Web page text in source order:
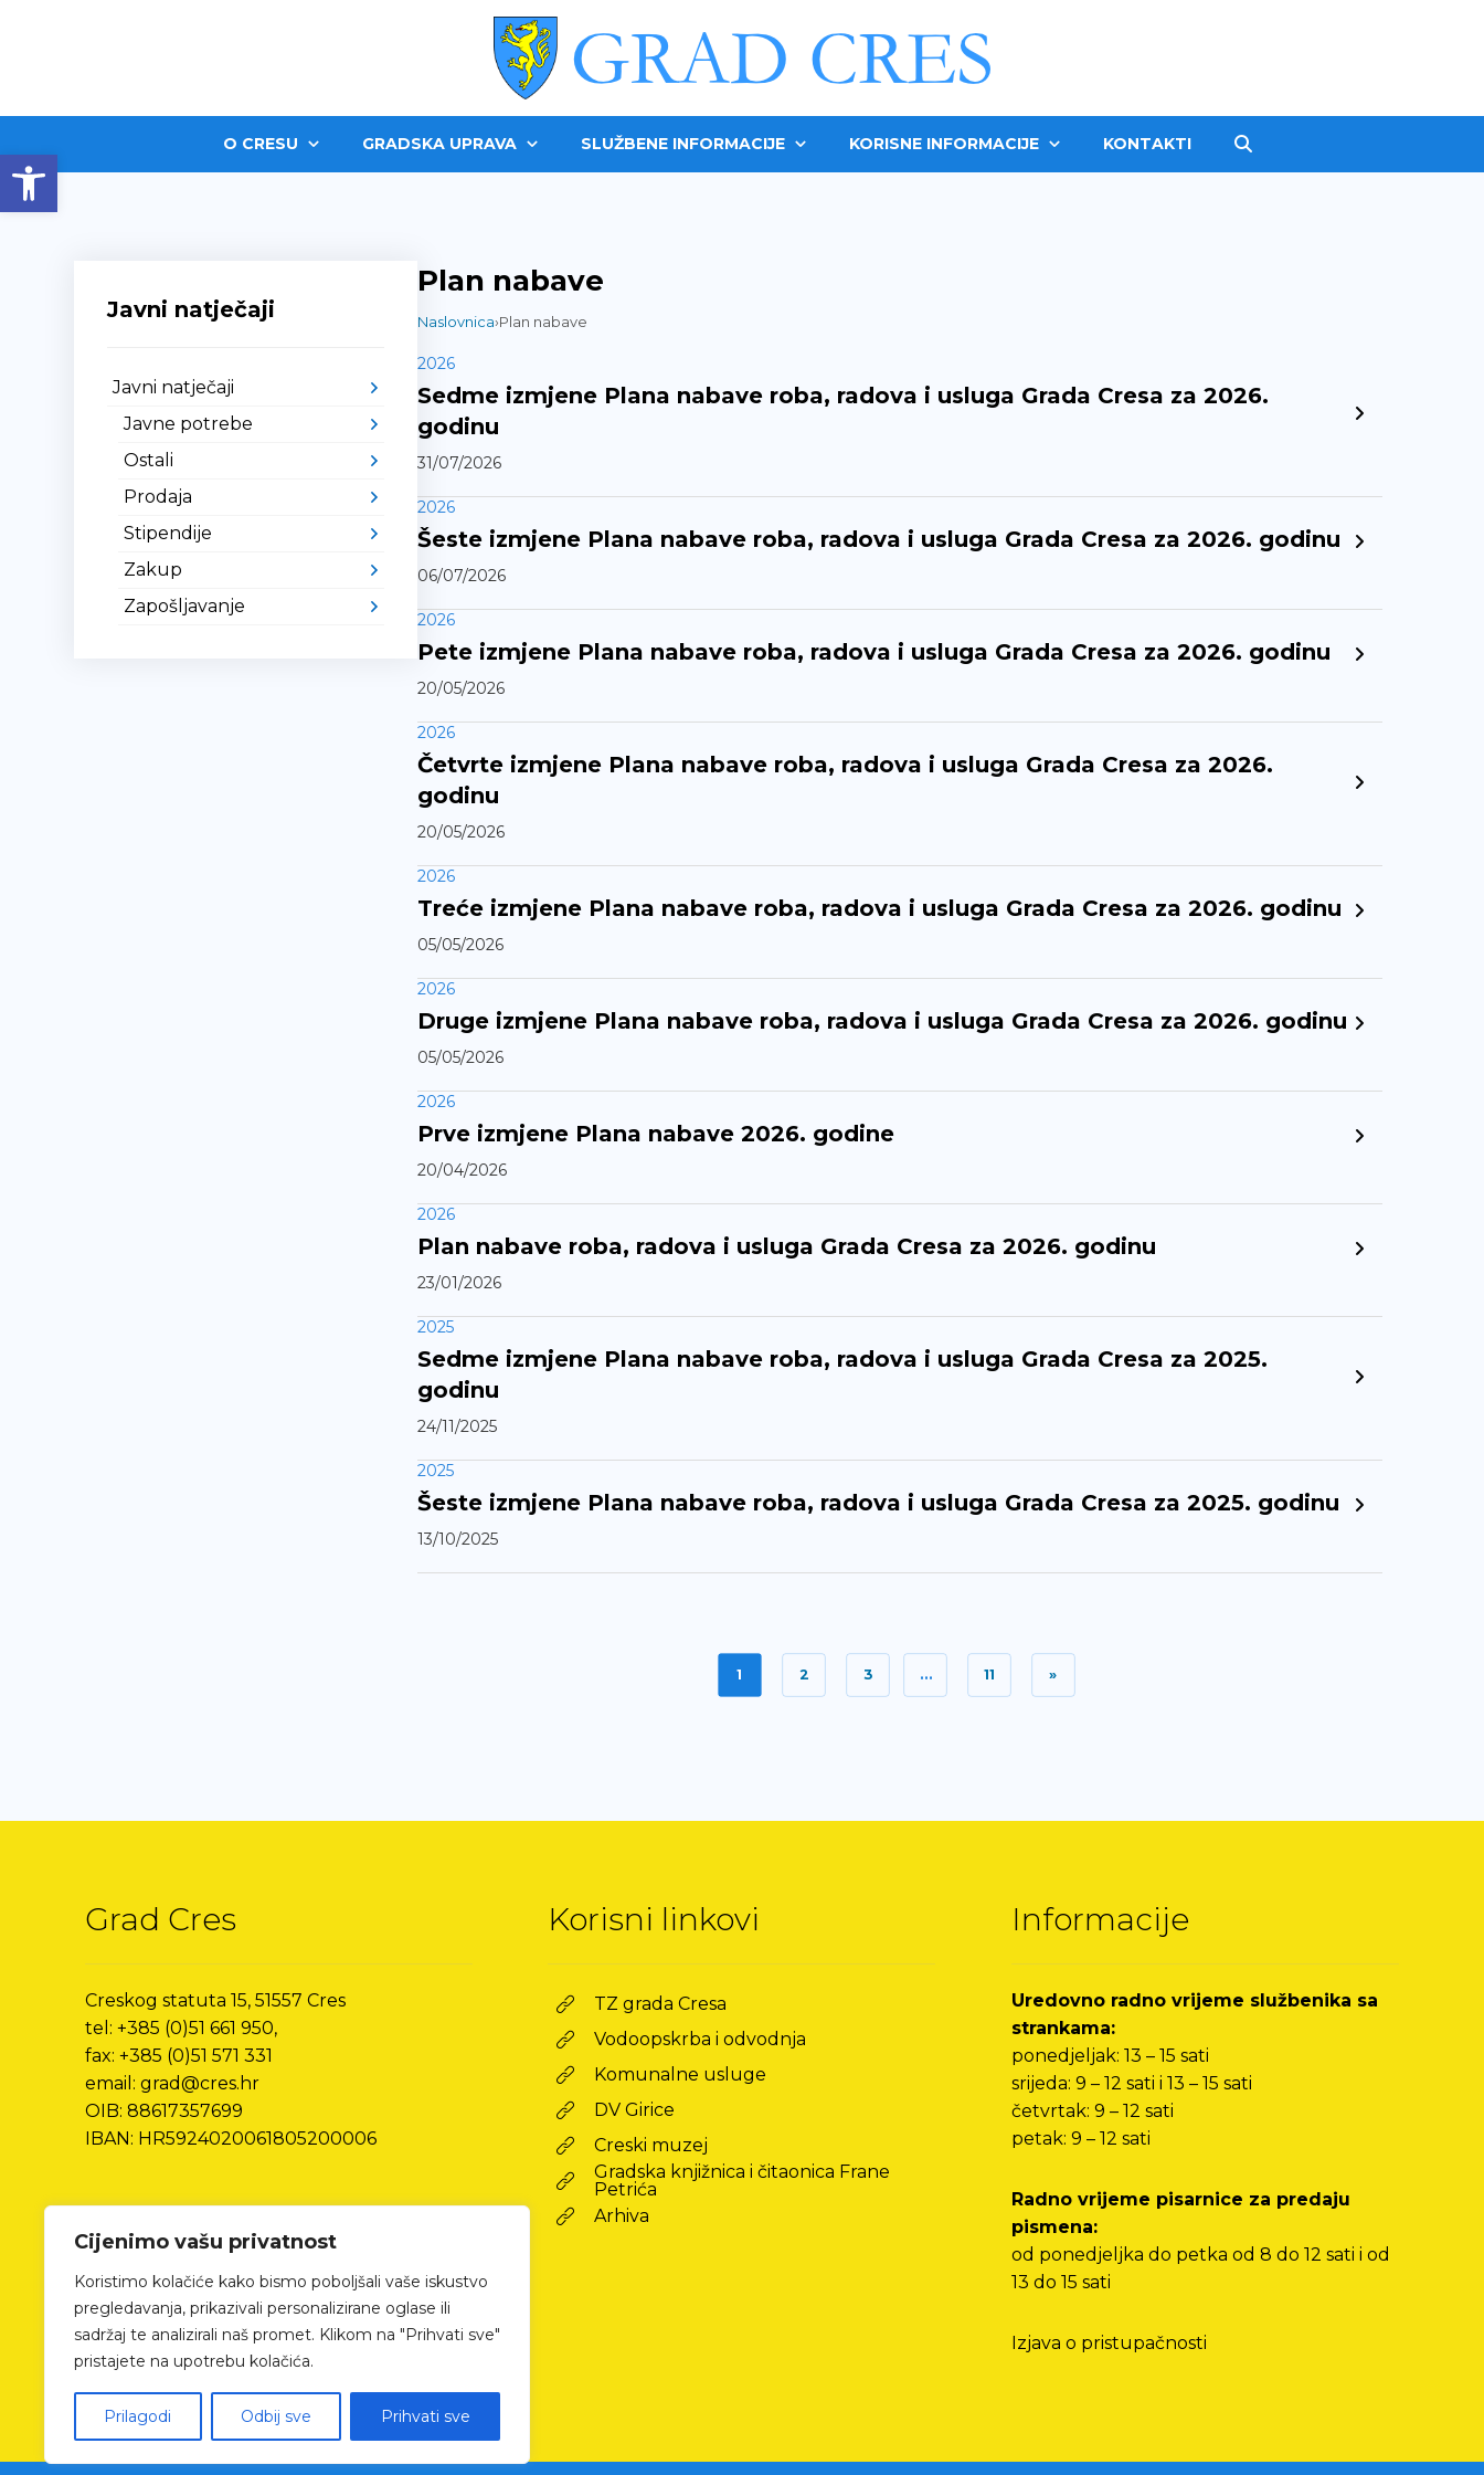
Open toolbar
Cijenimo vašu privatnost
Koristimo kolačiće kako bismo poboljšali vaše iskustvo
pregledavanja, prikazivali personalizirane oglase ili
sadržaj te analizirali naš promet. Klikom na "Prihvati sve"
pristajete na upotrebu kolačića.
Prilagodi Odbij sve Prihvati sve
O CRESU GRADSKA UPRAVA SLUŽBENE INFORMACIJE KORISNE INFORMACIJE KONTAKTI
Javni natječaji
Javni natječaji
Javne potrebe
Ostali
Prodaja
Stipendije
Zakup
Zapošljavanje
Plan nabave
Naslovnica›Plan nabave
2026
Sedme izmjene Plana nabave roba, radova i usluga Grada Cresa za 2026.
godinu
31/07/2026
2026
Šeste izmjene Plana nabave roba, radova i usluga Grada Cresa za 2026. godinu
06/07/2026
2026
Pete izmjene Plana nabave roba, radova i usluga Grada Cresa za 2026. godinu
20/05/2026
2026
Četvrte izmjene Plana nabave roba, radova i usluga Grada Cresa za 2026.
godinu
20/05/2026
2026
Treće izmjene Plana nabave roba, radova i usluga Grada Cresa za 2026. godinu
05/05/2026
2026
Druge izmjene Plana nabave roba, radova i usluga Grada Cresa za 2026. godinu
05/05/2026
2026
Prve izmjene Plana nabave 2026. godine
20/04/2026
2026
Plan nabave roba, radova i usluga Grada Cresa za 2026. godinu
23/01/2026
2025
Sedme izmjene Plana nabave roba, radova i usluga Grada Cresa za 2025.
godinu
24/11/2025
2025
Šeste izmjene Plana nabave roba, radova i usluga Grada Cresa za 2025. godinu
13/10/2025
1 2 3 … 11 »
Grad Cres
Creskog statuta 15, 51557 Cres
tel: +385 (0)51 661 950,
fax: +385 (0)51 571 331
email: grad@cres.hr
OIB: 88617357699
IBAN: HR5924020061805200006
Korisni linkovi
TZ grada Cresa
Vodoopskrba i odvodnja
Komunalne usluge
DV Girice
Creski muzej
Gradska knjižnica i čitaonica Frane
Petrića
Arhiva
Informacije
Uredovno radno vrijeme službenika sa
strankama:
ponedjeljak: 13 – 15 sati
srijeda: 9 – 12 sati i 13 – 15 sati
četvrtak: 9 – 12 sati
petak: 9 – 12 sati
Radno vrijeme pisarnice za predaju
pismena:
od ponedjeljka do petka od 8 do 12 sati i od
13 do 15 sati
Izjava o pristupačnosti